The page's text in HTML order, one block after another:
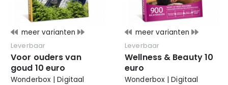
meer varianten
Leverbaar
Voor ouders van
goud 10 euro
Wonderbox | Digitaal
meer varianten
Leverbaar
Wellness & Beauty 10
euro
Wonderbox | Digitaal